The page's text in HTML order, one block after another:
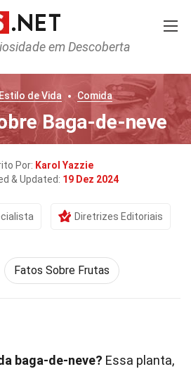
em Descoberta
Estilo de Vida Comida
Baga-de-neve
Por: Karol Yazzie
& Updated: 19 Dez 2024
Diretrizes Editoriais
Fatos Sobre Frutas
baga-de-neve? Essa planta,